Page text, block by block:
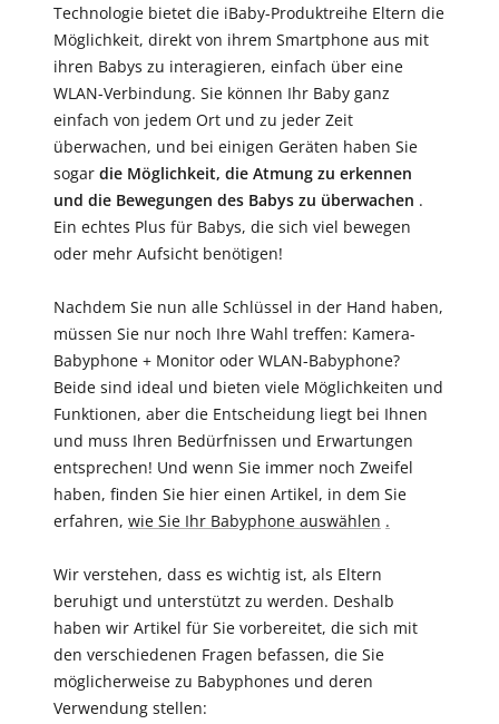
Technologie bietet die iBaby-Produktreihe Eltern die
Möglichkeit, direkt von ihrem Smartphone aus mit
ihren Babys zu interagieren, einfach über eine
WLAN-Verbindung. Sie können Ihr Baby ganz
einfach von jedem Ort und zu jeder Zeit
überwachen, und bei einigen Geräten haben Sie
sogar die Möglichkeit, die Atmung zu erkennen
und die Bewegungen des Babys zu überwachen .
Ein echtes Plus für Babys, die sich viel bewegen
oder mehr Aufsicht benötigen!
Nachdem Sie nun alle Schlüssel in der Hand haben,
müssen Sie nur noch Ihre Wahl treffen: Kamera-
Babyphone + Monitor oder WLAN-Babyphone?
Beide sind ideal und bieten viele Möglichkeiten und
Funktionen, aber die Entscheidung liegt bei Ihnen
und muss Ihren Bedürfnissen und Erwartungen
entsprechen! Und wenn Sie immer noch Zweifel
haben, finden Sie hier einen Artikel, in dem Sie
erfahren, wie Sie Ihr Babyphone auswählen .
Wir verstehen, dass es wichtig ist, als Eltern
beruhigt und unterstützt zu werden. Deshalb
haben wir Artikel für Sie vorbereitet, die sich mit
den verschiedenen Fragen befassen, die Sie
möglicherweise zu Babyphones und deren
Verwendung stellen: